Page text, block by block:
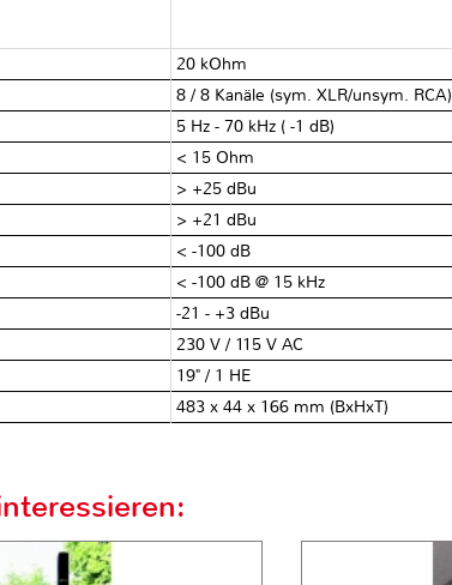
20 kOhm
8 / 8 Kanäle (sym. XLR/unsym. RCA)
5 Hz - 70 kHz ( -1 dB)
< 15 Ohm
> +25 dBu
> +21 dBu
< -100 dB
< -100 dB @ 15 kHz
-21 - +3 dBu
230 V / 115 V AC
19" / 1 HE
483 x 44 x 166 mm (BxHxT)